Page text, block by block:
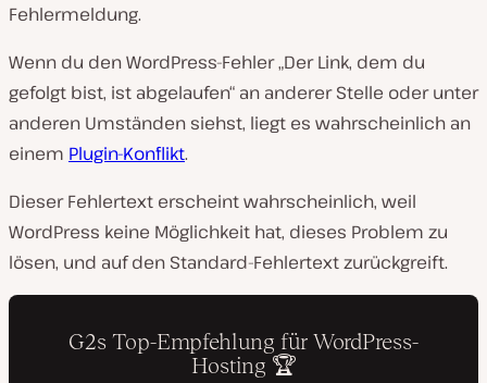
Fehlermeldung.
Wenn du den WordPress-Fehler „Der Link, dem du
gefolgt bist, ist abgelaufen“ an anderer Stelle oder unter
anderen Umständen siehst, liegt es wahrscheinlich an
einem Plugin-Konflikt.
Dieser Fehlertext erscheint wahrscheinlich, weil
WordPress keine Möglichkeit hat, dieses Problem zu
lösen, und auf den Standard-Fehlertext zurückgreift.